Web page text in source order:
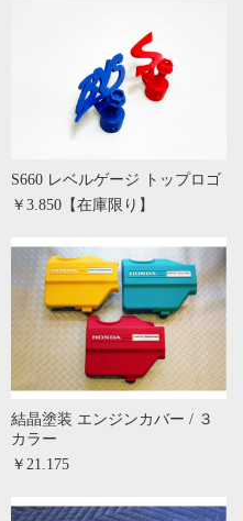
S660 レベルゲージ トップロゴ
￥3.850【在庫限り】
結晶塗装 エンジンカバー / ３
カラー
￥21.175